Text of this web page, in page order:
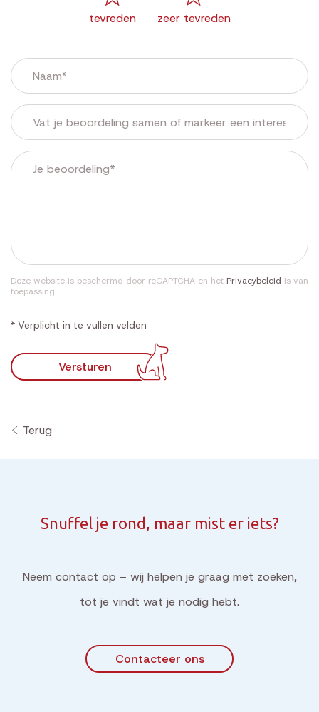
tevreden zeer tevreden
Deze website is beschermd door reCAPTCHA en het Privacybeleid is van
toepassing.
* Verplicht in te vullen velden
Versturen
Terug
Snuffel je rond, maar mist er iets?
Neem contact op – wij helpen je graag met zoeken,
tot je vindt wat je nodig hebt.
Contacteer ons